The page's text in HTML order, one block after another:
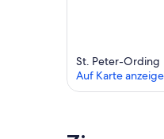
St. Peter-Ording
Auf Karte